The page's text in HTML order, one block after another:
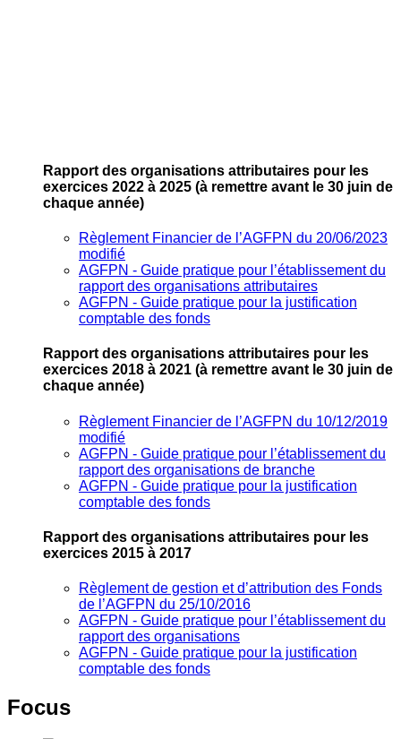
Rapport des organisations attributaires pour les
exercices 2022 à 2025 (à remettre avant le 30 juin de
chaque année)
Règlement Financier de l’AGFPN du 20/06/2023
modifié
AGFPN ‐ Guide pratique pour l’établissement du
rapport des organisations attributaires
AGFPN ‐ Guide pratique pour la justification
comptable des fonds
Rapport des organisations attributaires pour les
exercices 2018 à 2021 (à remettre avant le 30 juin de
chaque année)
Règlement Financier de l’AGFPN du 10/12/2019
modifié
AGFPN ‐ Guide pratique pour l’établissement du
rapport des organisations de branche
AGFPN ‐ Guide pratique pour la justification
comptable des fonds
Rapport des organisations attributaires pour les
exercices 2015 à 2017
Règlement de gestion et d’attribution des Fonds
de l’AGFPN du 25/10/2016
AGFPN ‐ Guide pratique pour l’établissement du
rapport des organisations
AGFPN ‐ Guide pratique pour la justification
comptable des fonds
Focus